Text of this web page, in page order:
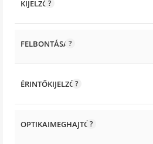
KIJELZŐ
FELBONTÁSA
ÉRINTŐKIJELZŐ
OPTIKAIMEGHAJTÓ